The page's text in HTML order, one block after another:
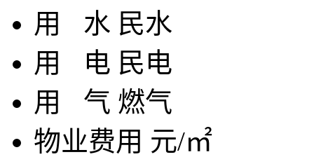
用 水 民水
用
电 民电
用 气 燃气
物业费用 元/㎡